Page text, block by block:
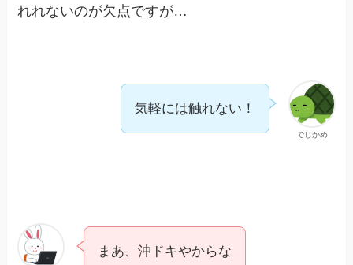
れれないのが欠点ですが…
でじかめ
気軽には触れない！
まあ、沖ドキやからな